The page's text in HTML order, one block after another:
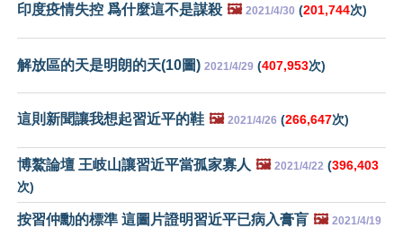
印度疫情失控 爲什麼這不是謀殺 🖼️ 2021/4/30 (201,744次)
解放區的天是明朗的天(10圖) 2021/4/29 (407,953次)
這則新聞讓我想起習近平的鞋 🖼️ 2021/4/26 (266,647次)
博鰲論壇 王岐山讓習近平當孤家寡人 🖼️ 2021/4/22 (396,403
次)
按習仲勳的標準 這圖片證明習近平已病入膏肓 🖼️ 2021/4/19